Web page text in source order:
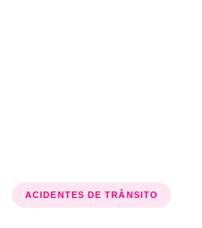
ACIDENTES DE TRÂNSITO